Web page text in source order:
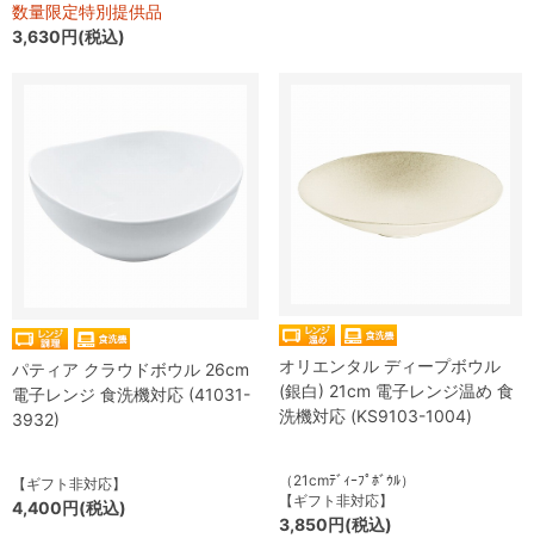
数量限定特別提供品
3,630円(税込)
パティア クラウドボウル 26cm
電子レンジ 食洗機対応 (41031-
3932)
【ギフト非対応】
4,400円(税込)
オリエンタル ディープボウル
(銀白) 21cm 電子レンジ温め 食
洗機対応 (KS9103-1004)
（21cmﾃﾞｨｰﾌﾟﾎﾞｳﾙ）
【ギフト非対応】
3,850円(税込)